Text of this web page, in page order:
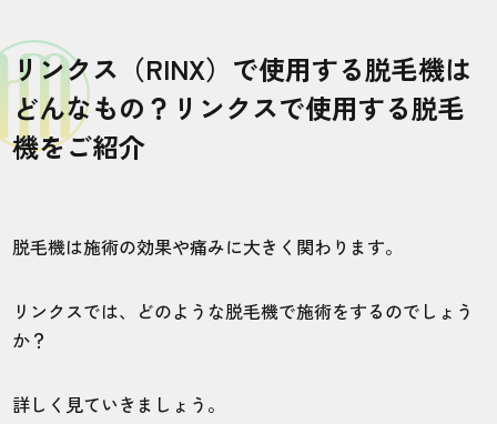
リンクス（RINX）で使用する脱毛機は
どんなもの？リンクスで使用する脱毛
機をご紹介
脱毛機は施術の効果や痛みに大きく関わります。
リンクスでは、どのような脱毛機で施術をするのでしょう
か？
詳しく見ていきましょう。